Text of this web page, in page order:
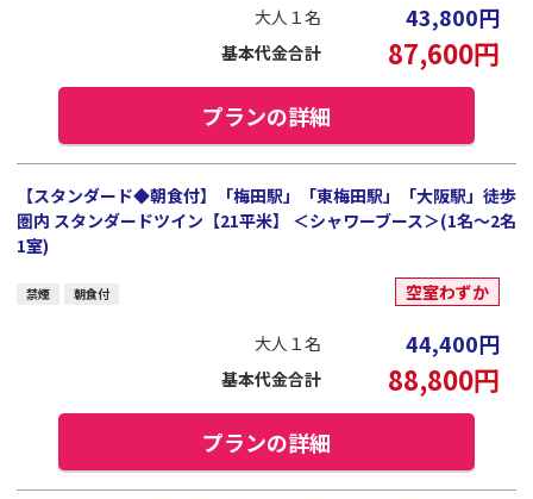
大人１名 43,800円
基本代金合計 87,600円
プランの詳細
【スタンダード◆朝食付】「梅田駅」「東梅田駅」「大阪駅」徒歩
圏内 スタンダードツイン【21平米】 ＜シャワーブース＞(1名～2名
1室)
禁煙 朝食付 空室わずか
大人１名 44,400円
基本代金合計 88,800円
プランの詳細